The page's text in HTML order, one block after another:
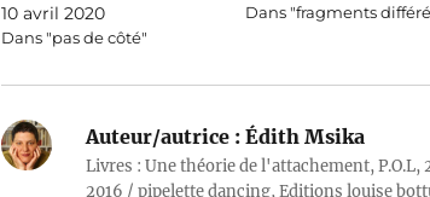
10 avril 2020
Dans "pas de côté"
Dans "fragments
Auteur/autrice :Édith Msika
Livres : Une théorie de l'attachement,
2016 / pipelette dancing, Editions louise